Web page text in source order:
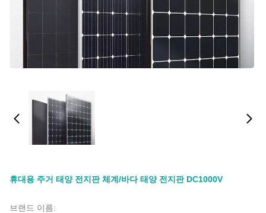
휴대용 주거 태양 전지판 체계/바다 태양 전지판 DC1000V
브랜드 이름: